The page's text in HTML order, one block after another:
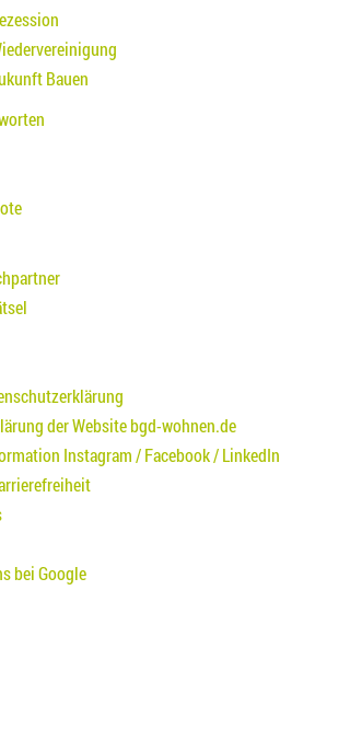
Bauen
der Website bgd-wohnen.de
Instagram / Facebook / LinkedIn
bei Google